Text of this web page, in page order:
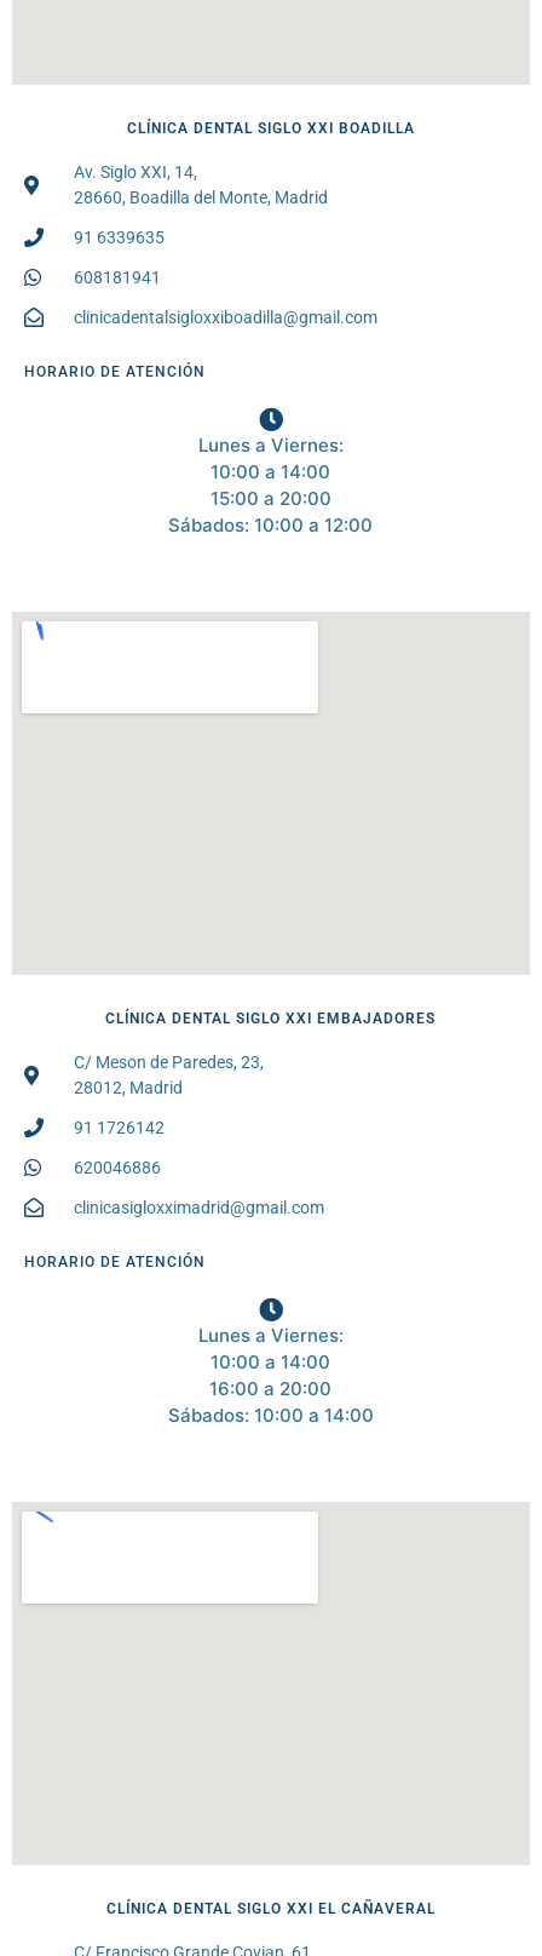
CLÍNICA DENTAL SIGLO XXI BOADILLA
Av. Siglo XXI, 14,
28660, Boadilla del Monte, Madrid
91 6339635
608181941
clinicadentalsigloxxiboadilla@gmail.com
HORARIO DE ATENCIÓN
Lunes a Viernes:
10:00 a 14:00
15:00 a 20:00
Sábados: 10:00 a 12:00
CLÍNICA DENTAL SIGLO XXI EMBAJADORES
C/ Meson de Paredes, 23,
28012, Madrid
91 1726142
620046886
clinicasigloxximadrid@gmail.com
HORARIO DE ATENCIÓN
Lunes a Viernes:
10:00 a 14:00
16:00 a 20:00
Sábados: 10:00 a 14:00
CLÍNICA DENTAL SIGLO XXI EL CAÑAVERAL
C/ Francisco Grande Covian, 61,